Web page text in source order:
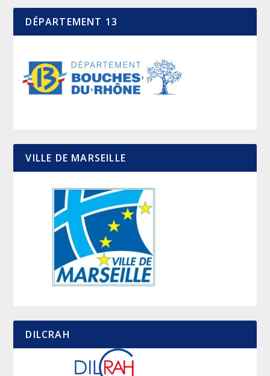
DÉPARTEMENT 13
VILLE DE MARSEILLE
DILCRAH